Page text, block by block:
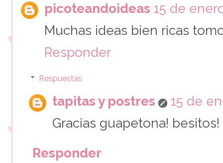
picoteandoideas 15 de
Muchas ideas bien ricas
Responder
Respuestas
tapitas y postres
15 de
Gracias guapetona! besitos!
Responder